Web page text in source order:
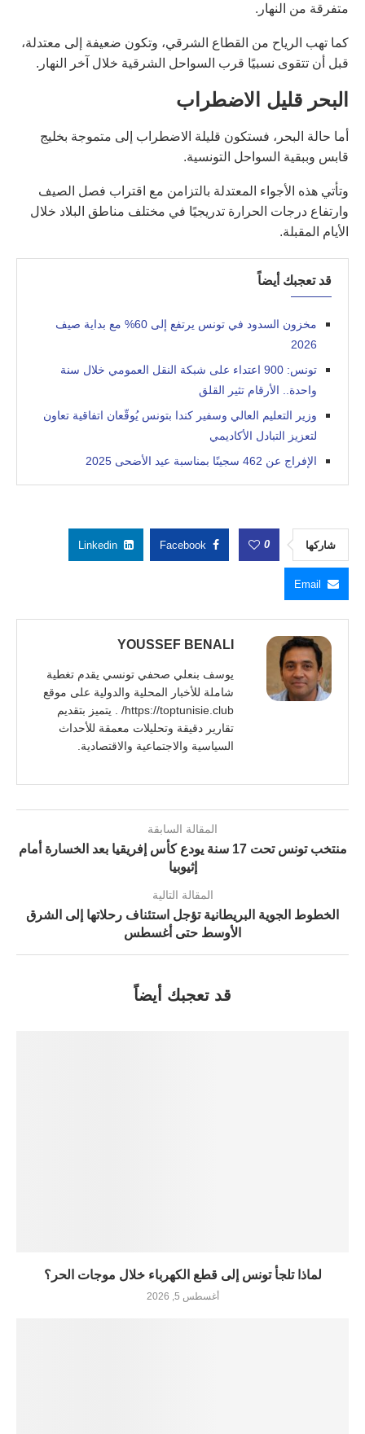
متفرقة من النهار.
كما تهب الرياح من القطاع الشرقي، وتكون ضعيفة إلى معتدلة،
قبل أن تتقوى نسبيًا قرب السواحل الشرقية خلال آخر النهار.
البحر قليل الاضطراب
أما حالة البحر، فستكون قليلة الاضطراب إلى متموجة بخليج
قابس وببقية السواحل التونسية.
وتأتي هذه الأجواء المعتدلة بالتزامن مع اقتراب فصل الصيف
وارتفاع درجات الحرارة تدريجيًا في مختلف مناطق البلاد خلال
الأيام المقبلة.
قد تعجبك أيضاً
مخزون السدود في تونس يرتفع إلى 60% مع بداية صيف
2026
تونس: 900 اعتداء على شبكة النقل العمومي خلال سنة
واحدة.. الأرقام تثير القلق
وزير التعليم العالي وسفير كندا بتونس يُوقّعان اتفاقية تعاون
لتعزيز التبادل الأكاديمي
الإفراج عن 462 سجينًا بمناسبة عيد الأضحى 2025
شاركها 0
Facebook
Linkedin
Email
YOUSSEF BENALI
يوسف بنعلي صحفي تونسي يقدم تغطية
شاملة للأخبار المحلية والدولية على موقع
https://toptunisie.club/ . يتميز بتقديم
تقارير دقيقة وتحليلات معمقة للأحداث
السياسية والاجتماعية والاقتصادية.
المقالة السابقة
منتخب تونس تحت 17 سنة يودع كأس إفريقيا بعد الخسارة أمام
إثيوبيا
المقالة التالية
الخطوط الجوية البريطانية تؤجل استئناف رحلاتها إلى الشرق
الأوسط حتى أغسطس
قد تعجبك أيضاً
لماذا تلجأ تونس إلى قطع الكهرباء خلال موجات الحر؟
أغسطس 5, 2026